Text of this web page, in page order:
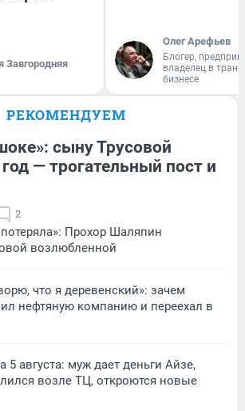
Завгородняя
Олег Арефьев
Блогер,
владелец в
бизнесе
РЕКОМЕНДУЕМ
сыну Трусовой
— трогательный пост и
2
Прохор Шаляпин
возлюбленной
что я деревенский»: зачем
нефтяную компанию и переехал в
августа: муж дает деньги Айзе,
возле ТЦ, откроются новые